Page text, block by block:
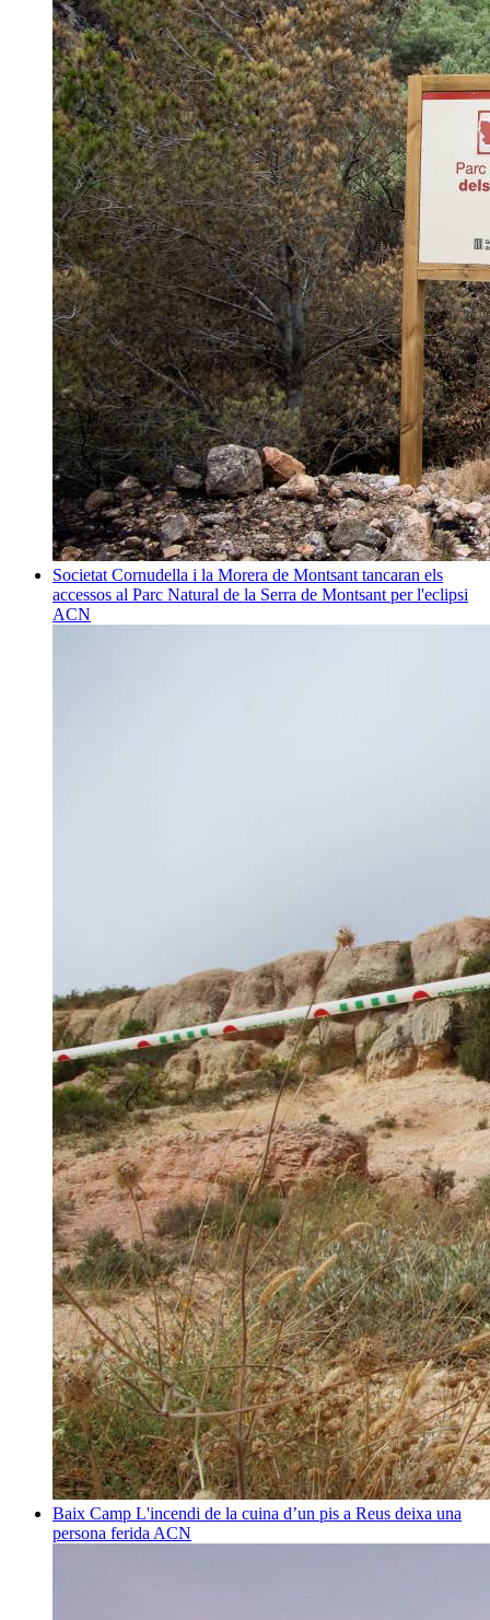
Societat Cornudella i la Morera de Montsant tancaran els
accessos al Parc Natural de la Serra de Montsant per l'eclipsi
ACN
Baix Camp L'incendi de la cuina d’un pis a Reus deixa una
persona ferida ACN